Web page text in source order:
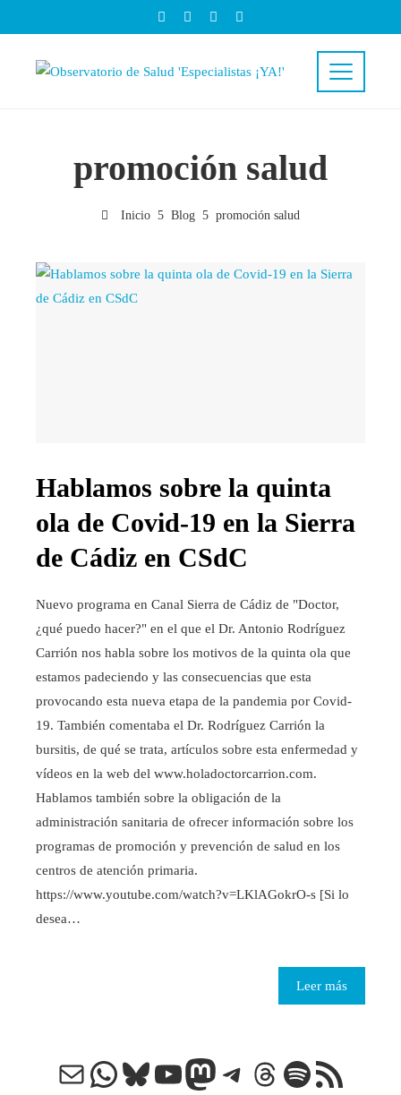
promoción salud
Inicio Blog promoción salud
Hablamos sobre la quinta
ola de Covid-19 en la Sierra
de Cádiz en CSdC
Nuevo programa en Canal Sierra de Cádiz de "Doctor,
¿qué puedo hacer?" en el que el Dr. Antonio Rodríguez
Carrión nos habla sobre los motivos de la quinta ola que
estamos padeciendo y las consecuencias que esta
provocando esta nueva etapa de la pandemia por Covid-
19. También comentaba el Dr. Rodríguez Carrión la
bursitis, de qué se trata, artículos sobre esta enfermedad y
vídeos en la web del www.holadoctorcarrion.com.
Hablamos también sobre la obligación de la
administración sanitaria de ofrecer información sobre los
programas de promoción y prevención de salud en los
centros de atención primaria.
https://www.youtube.com/watch?v=LKlAGokrO-s [Si lo
desea…
Leer más
Correo electrónico
WhatsApp
Bluesky
YouTube
Mastodon
Telegram
Threads
Spotify
Feed RSS